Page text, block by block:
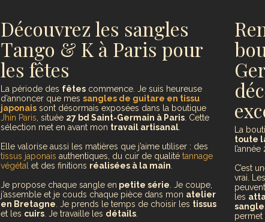
Découvrez les sangles
Tango & K à Paris pour
les fêtes
La période des fêtes commence. Je suis heureuse
d’annoncer que mes sangles de guitare en tissu
japonais sont désormais exposées dans la boutique
Jhin Paris , située 27 bd Saint-Germain à Paris . Cette
sélection met en avant mon travail artisanal
Elle valorise aussi les matières que j’aime utiliser : des
tissus japonais authentiques, du cuir de qualité tannage
végétal et des finitions réalisées à la main
Je propose chaque sangle en petite série . Je coupe,
j’assemble et je couds chaque pièce dans mon atelier
en Bretagne . Je prends le temps de choisir les tissus
et les cuirs . Je travaille les détails
La
toute
l’année
C’est
vrai.
peuvent
les
permet